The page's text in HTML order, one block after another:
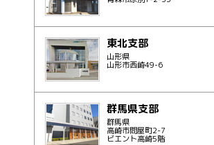
東北支部
山形県
山形市西崎49-6
群馬県支部
群馬県
高崎市問屋町2-7
ビエント高崎5階